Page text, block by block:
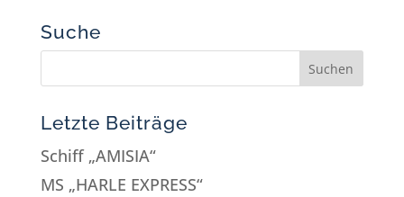
Suche
Letzte Beiträge
Schiff „AMISIA“
MS „HARLE EXPRESS“